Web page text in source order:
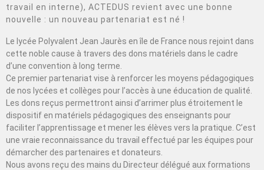
travail en interne), ACTEDUS revient avec une bonne
nouvelle : un nouveau partenariat est né !
Le lycée Polyvalent Jean Jaurès en île de France nous rejoint dans
cette noble cause à travers des dons matériels dans le cadre
d’une convention à long terme.
Ce premier partenariat vise à renforcer les moyens pédagogiques
de nos lycées et collèges pour l’accès à une éducation de qualité.
Les dons reçus permettront ainsi d’arrimer plus étroitement le
dispositif en matériels pédagogiques des enseignants pour
faciliter l’apprentissage et mener les élèves vers la pratique. C’est
une vraie reconnaissance du travail effectué par les équipes pour
démarcher des partenaires et donateurs.
Nous avons reçu des mains du Directeur délégué aux formations